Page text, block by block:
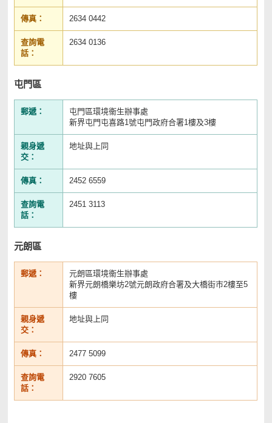
傳真： 2634 0442
查詢電
話：
2634 0136
屯門區
郵遞：
屯門區環境衞生辦事處
新界屯門屯喜路1號屯門政府合署1樓及3樓
親身遞
交：
地址與上同
傳真： 2452 6559
查詢電
話：
2451 3113
元朗區
郵遞：
元朗區環境衞生辦事處
新界元朗橋樂坊2號元朗政府合署及大橋街市2樓至5
樓
親身遞
交：
地址與上同
傳真： 2477 5099
查詢電
話：
2920 7605